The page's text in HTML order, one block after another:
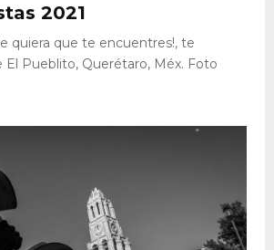
2021
quiera que te encuentres!, te
El Pueblito, Querétaro, Méx. Foto